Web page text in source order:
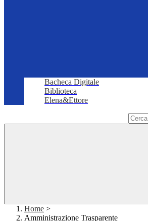
Bacheca Digitale
Biblioteca
Elena&Ettore
Home >
Amministrazione Trasparente